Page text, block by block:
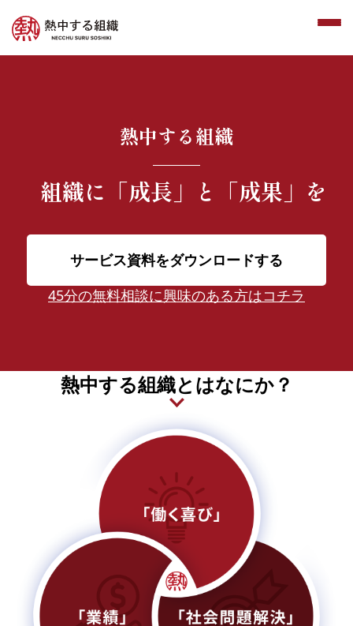
熱中する組織
組織に 「成長」と「成果」を
サービス資料をダウンロードする
45分の無料相談に興味のある方はコチラ
熱中する組織とはなにか？